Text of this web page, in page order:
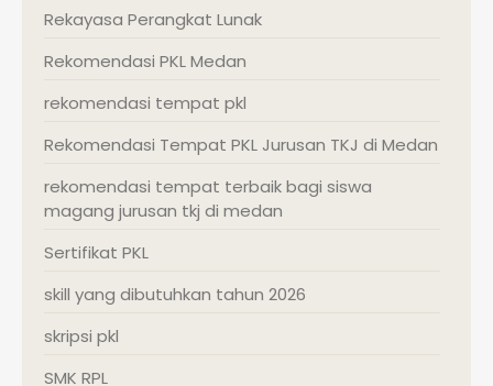
Rekayasa Perangkat Lunak
Rekomendasi PKL Medan
rekomendasi tempat pkl
Rekomendasi Tempat PKL Jurusan TKJ di Medan
rekomendasi tempat terbaik bagi siswa
magang jurusan tkj di medan
Sertifikat PKL
skill yang dibutuhkan tahun 2026
skripsi pkl
SMK RPL